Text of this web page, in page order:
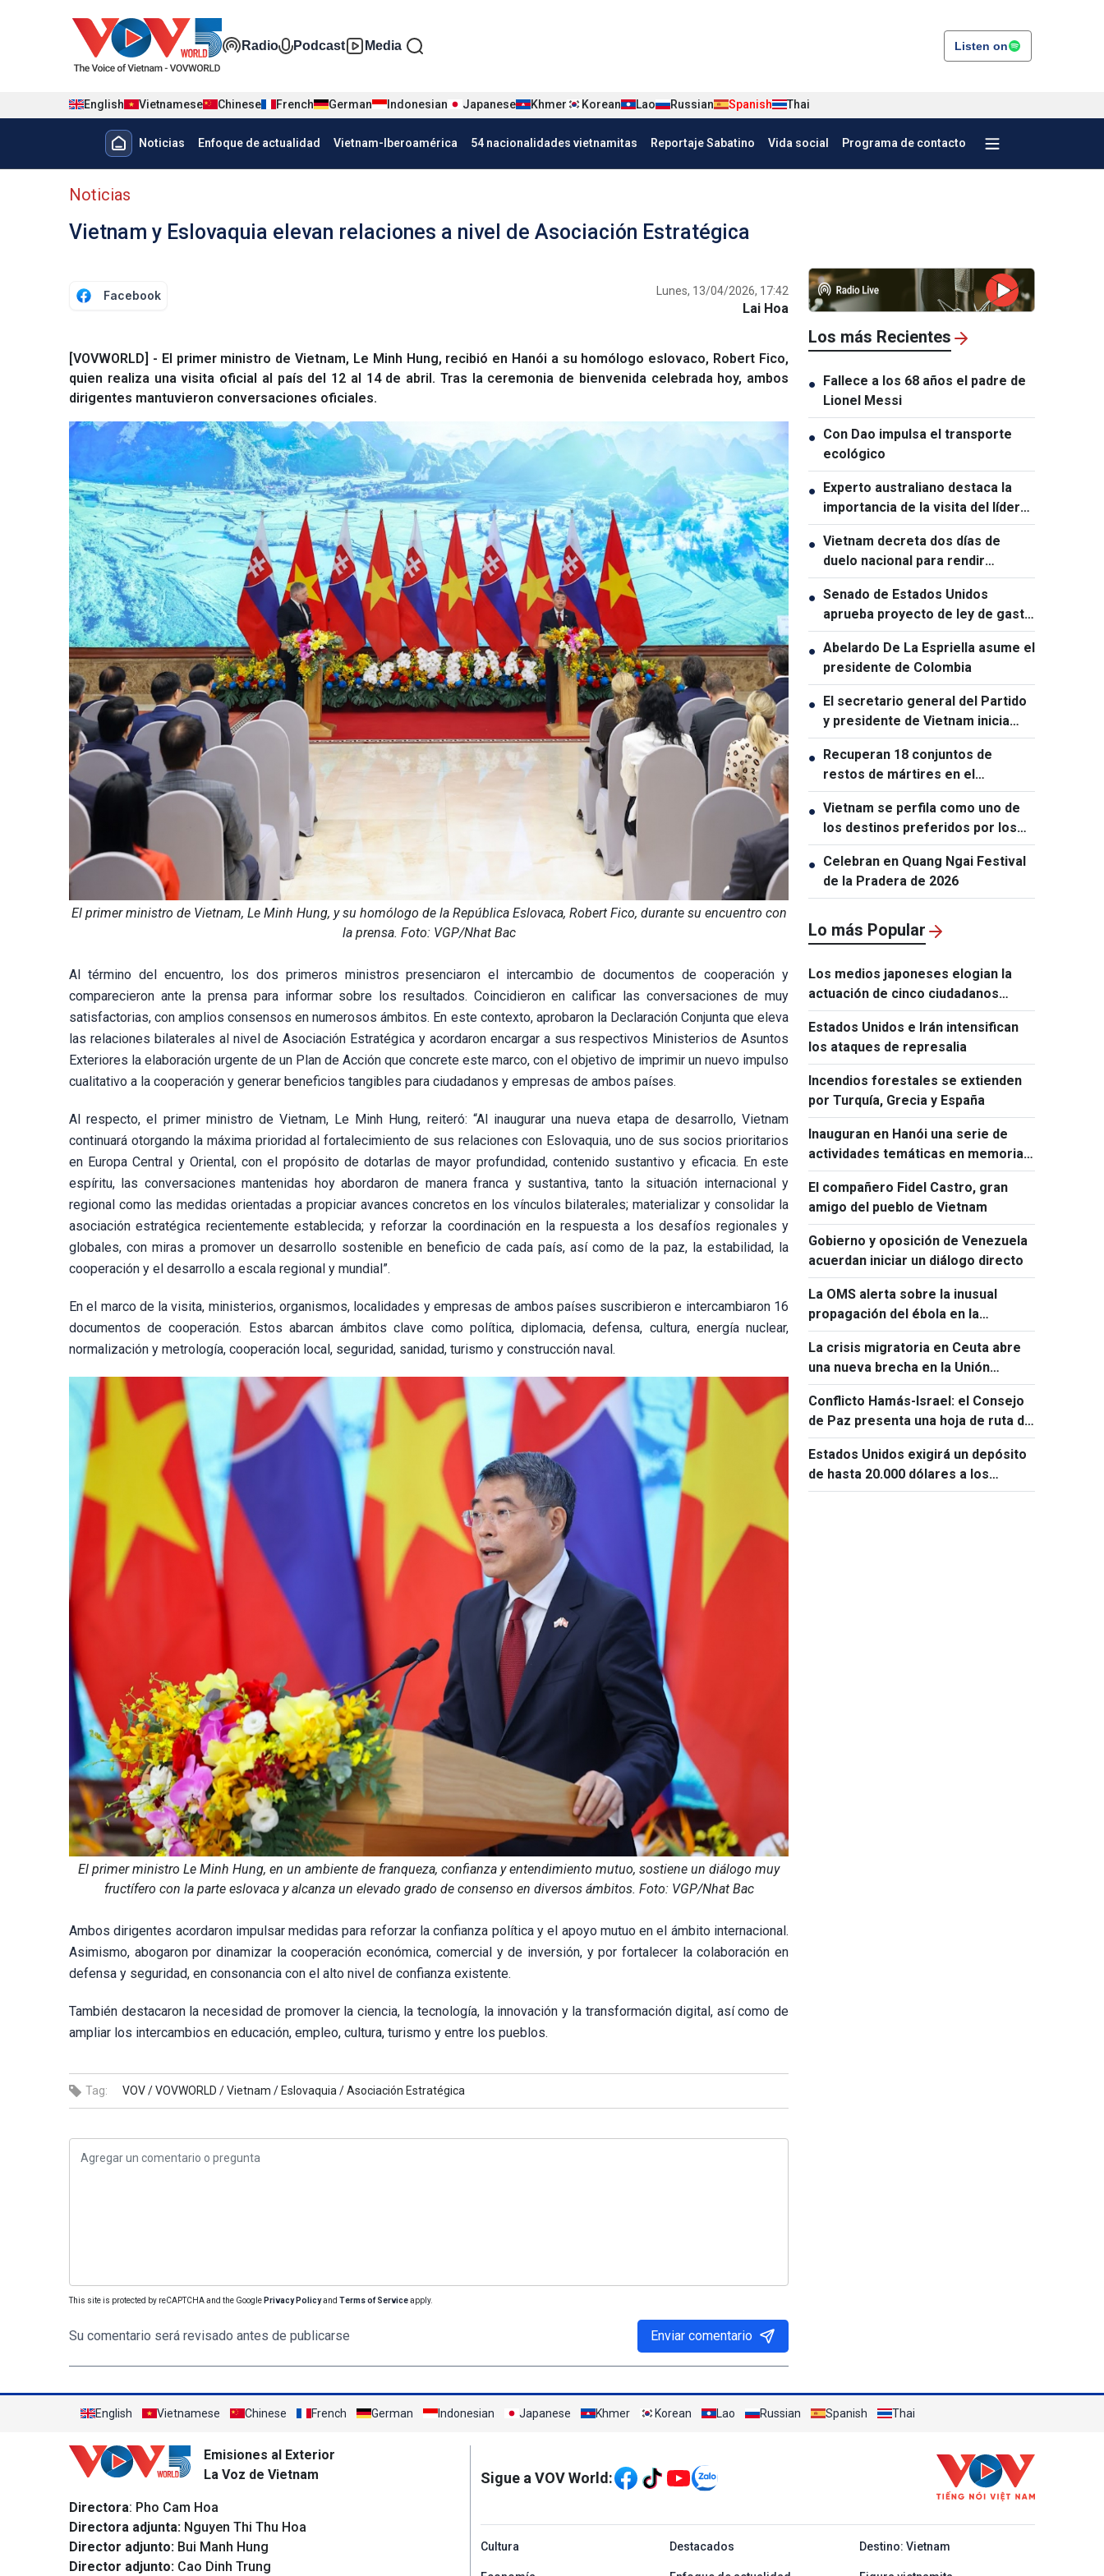
Đa phương tiện tiếng Tây ban nha
Radio Podcast Media Listen on
English Vietnamese Chinese French German Indonesian Japanese Khmer Korean Lao Russian Spanish Thai
Menu trang chủ tiếng Tây Ban Nha
Noticias Enfoque de actualidad Vietnam-Iberoamérica 54 nacionalidades vietnamitas Reportaje Sabatino Vida social Programa de contacto
Menu phụ tiếng Tây ban nha
Noticias
Vietnam y Eslovaquia elevan relaciones a nivel de Asociación Estratégica
Facebook Lunes, 13/04/2026, 17:42
Lai Hoa
[VOVWORLD] - El primer ministro de Vietnam, Le Minh Hung, recibió en Hanói a su homólogo eslovaco, Robert Fico,
quien realiza una visita oficial al país del 12 al 14 de abril. Tras la ceremonia de bienvenida celebrada hoy, ambos
dirigentes mantuvieron conversaciones oficiales.
El primer ministro de Vietnam, Le Minh Hung, y su homólogo de la República Eslovaca, Robert Fico, durante su encuentro con
la prensa. Foto: VGP/Nhat Bac
Al término del encuentro, los dos primeros ministros presenciaron el intercambio de documentos de cooperación y
comparecieron ante la prensa para informar sobre los resultados. Coincidieron en calificar las conversaciones de muy
satisfactorias, con amplios consensos en numerosos ámbitos. En este contexto, aprobaron la Declaración Conjunta que eleva
las relaciones bilaterales al nivel de Asociación Estratégica y acordaron encargar a sus respectivos Ministerios de Asuntos
Exteriores la elaboración urgente de un Plan de Acción que concrete este marco, con el objetivo de imprimir un nuevo impulso
cualitativo a la cooperación y generar beneficios tangibles para ciudadanos y empresas de ambos países.
Al respecto, el primer ministro de Vietnam, Le Minh Hung, reiteró: “Al inaugurar una nueva etapa de desarrollo, Vietnam
continuará otorgando la máxima prioridad al fortalecimiento de sus relaciones con Eslovaquia, uno de sus socios prioritarios
en Europa Central y Oriental, con el propósito de dotarlas de mayor profundidad, contenido sustantivo y eficacia. En este
espíritu, las conversaciones mantenidas hoy abordaron de manera franca y sustantiva, tanto la situación internacional y
regional como las medidas orientadas a propiciar avances concretos en los vínculos bilaterales; materializar y consolidar la
asociación estratégica recientemente establecida; y reforzar la coordinación en la respuesta a los desafíos regionales y
globales, con miras a promover un desarrollo sostenible en beneficio de cada país, así como de la paz, la estabilidad, la
cooperación y el desarrollo a escala regional y mundial”.
En el marco de la visita, ministerios, organismos, localidades y empresas de ambos países suscribieron e intercambiaron 16
documentos de cooperación. Estos abarcan ámbitos clave como política, diplomacia, defensa, cultura, energía nuclear,
normalización y metrología, cooperación local, seguridad, sanidad, turismo y construcción naval.
El primer ministro Le Minh Hung, en un ambiente de franqueza, confianza y entendimiento mutuo, sostiene un diálogo muy
fructífero con la parte eslovaca y alcanza un elevado grado de consenso en diversos ámbitos. Foto: VGP/Nhat Bac
Ambos dirigentes acordaron impulsar medidas para reforzar la confianza política y el apoyo mutuo en el ámbito internacional.
Asimismo, abogaron por dinamizar la cooperación económica, comercial y de inversión, y por fortalecer la colaboración en
defensa y seguridad, en consonancia con el alto nivel de confianza existente.
También destacaron la necesidad de promover la ciencia, la tecnología, la innovación y la transformación digital, así como de
ampliar los intercambios en educación, empleo, cultura, turismo y entre los pueblos.
Tag: VOV /VOVWORLD /Vietnam /Eslovaquia /Asociación Estratégica
This site is protected by reCAPTCHA and the Google Privacy Policyand Terms of Serviceapply.
Su comentario será revisado antes de publicarse Enviar comentario
Los más Recientes
● Fallece a los 68 años el padre de
Lionel Messi
● Con Dao impulsa el transporte
ecológico
● Experto australiano destaca la
importancia de la visita del líder
político vietnamita
● Vietnam decreta dos días de
duelo nacional para rendir
homenaje al presidente de la
Asamblea Nacional de Laos
● Senado de Estados Unidos
aprueba proyecto de ley de gasto
temporal
● Abelardo De La Espriella asume el
presidente de Colombia
● El secretario general del Partido
y presidente de Vietnam inicia
visitas de Estado a Australia y
Nueva Zelanda
● Recuperan 18 conjuntos de
restos de mártires en el
cementerio de Le Thi Rieng, en
Ciudad Ho Chi Minh
● Vietnam se perfila como uno de
los destinos preferidos por los
turistas indios
● Celebran en Quang Ngai Festival
de la Pradera de 2026
Lo más Popular
Los medios japoneses elogian la
actuación de cinco ciudadanos
vietnamitas tras el terremoto de
Kumamoto
Estados Unidos e Irán intensifican
los ataques de represalia
Incendios forestales se extienden
por Turquía, Grecia y España
Inauguran en Hanói una serie de
actividades temáticas en memoria
de Ho Chi Minh y Fidel Castro
El compañero Fidel Castro, gran
amigo del pueblo de Vietnam
Gobierno y oposición de Venezuela
acuerdan iniciar un diálogo directo
La OMS alerta sobre la inusual
propagación del ébola en la
República Democrática del Congo
La crisis migratoria en Ceuta abre
una nueva brecha en la Unión
Europea
Conflicto Hamás-Israel: el Consejo
de Paz presenta una hoja de ruta de
15 puntos
Estados Unidos exigirá un depósito
de hasta 20.000 dólares a los
solicitantes de visado de 50 países
English Vietnamese Chinese French German Indonesian Japanese Khmer Korean Lao Russian Spanish Thai
Emisiones al Exterior
La Voz de Vietnam
Directora: Pho Cam Hoa
Directora adjunta: Nguyen Thi Thu Hoa
Director adjunto: Bui Manh Hung
Director adjunto: Cao Dinh Trung
Mạng xã hội
Sigue a VOV World:
menu footer tiếng Tây ban nha
Cultura Destacados Destino: Vietnam